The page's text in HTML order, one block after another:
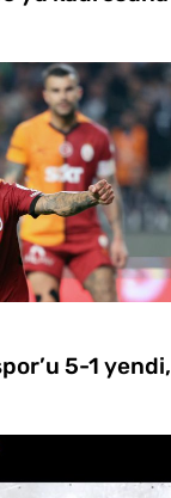
5-1 yendi,